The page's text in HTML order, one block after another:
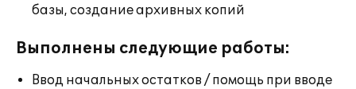
базы, создание архивных копий
Выполнены следующие работы:
Ввод начальных остатков / помощь при вводе